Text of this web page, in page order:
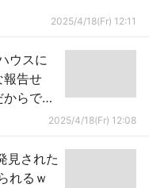
2025/4/18(Fr) 12:11
ウスに
告せ
らでき
ｗｗ
2025/4/18(Fr) 12:08
見された
れるｗ